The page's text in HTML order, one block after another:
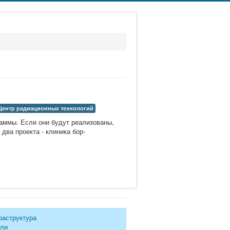
радиационных технологий
Если они будут реализованы,
проекта - клиника бор-